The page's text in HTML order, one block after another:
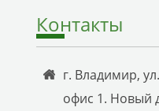
Контакты
г. Владимир,
офис 1. Новый